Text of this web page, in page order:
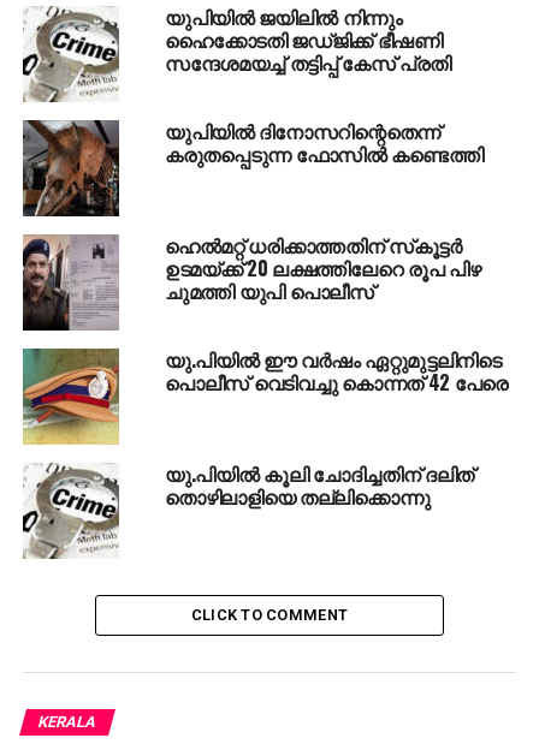
RELATED TOPICS: MEDIA UP UTTARPRADESH
UP NEXT
സംഗ്ലിയില്‍ വാഹനാപകടം: 10 മരണം, 13 പേര്‍ക്ക്
പരിക്കേറ്റു
DON'T MISS
‘കാന്‍സര്‍ നേരത്തെ തിരിച്ചറിയാന്‍’
ബോധവല്‍ക്കരണ ക്യാമ്പ്
യുപിയില്‍ ജയിലില്‍ നിന്നും
ഹൈക്കോടതി ജഡ്ജിക്ക് ഭീഷണി
സന്ദേശമയച്ച് തട്ടിപ്പ് കേസ് പ്രതി
യുപിയില്‍ ദിനോസറിന്റെതെന്ന്
കരുതപ്പെടുന്ന ഫോസില്‍ കണ്ടെത്തി
ഹെല്‍മറ്റ് ധരിക്കാത്തതിന് സ്‌കൂട്ടര്‍
ഉടമയ്ക്ക് 20 ലക്ഷത്തിലേറെ രൂപ പിഴ
ചുമത്തി യുപി പൊലീസ്
യു.പിയില്‍ ഈ വര്‍ഷം ഏറ്റുമുട്ടലിനിടെ
പൊലീസ് വെടിവച്ചു കൊന്നത് 42 പേരെ
യു.പിയില്‍ കൂലി ചോദിച്ചതിന് ദലിത്
തൊഴിലാളിയെ തല്ലിക്കൊന്നു
CLICK TO COMMENT
KERALA